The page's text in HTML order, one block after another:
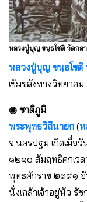
หลวงปู่บุญ ขนฺธโชติ วัดกล
หลวงปู่บุญ ขนฺธโชติ
เข้มขลังทางวิทยาค
◉ ชาติภูมิ
พระพุทธวิถีนายก (ห
จ.นครปฐม เกิดเมื่อ
๑๒๑๐ สัมฤทธิศกเว
พุทธศักราช ๒๓๙๑
นั่งเกล้าเจ้าอยู่หัว